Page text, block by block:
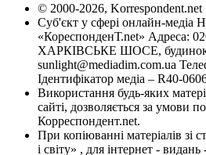
© 2000-2026, Korrespondent.net
Суб'єкт у сфері онлайн-медіа
«КореспонденТ.net» Адреса:
ХАРКІВСЬКЕ ШОСЕ, будинок
sunlight@mediadim.com.ua
Ідентифікатор медіа – R40-
Використання будь-яких
сайті, дозволяється за умови
Корреспондент.net.
При копіюванні матеріалів зі
і світу» , для інтернет -